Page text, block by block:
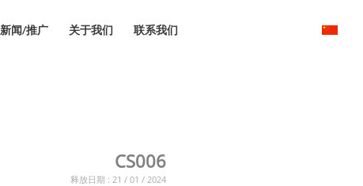
新闻/推广 关于我们 联系我们
CS006
释放日期 : 21 / 01 / 2024